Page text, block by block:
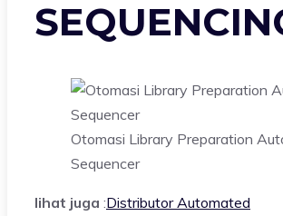
Otomasi Library Preparation
Sequencer
lihat juga :Distributor Automated